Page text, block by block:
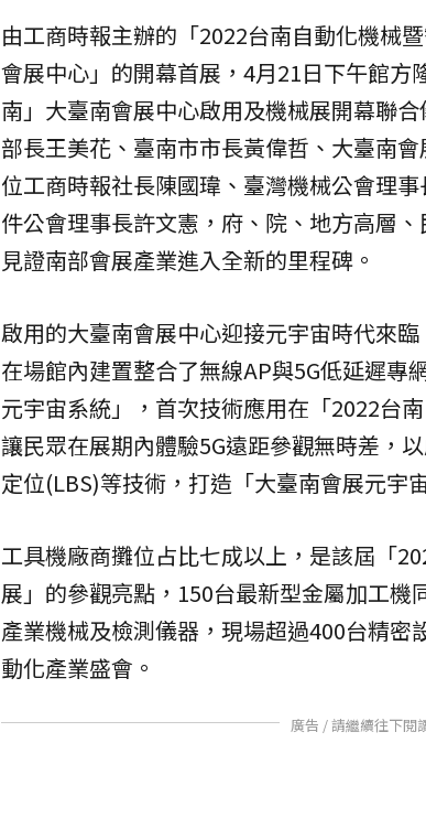
由工商時報主辦的「2022台南自動化機械
會展中心」的開幕首展，4月21日下午館方
南」大臺南會展中心啟用及機械展開幕聯
部長王美花、臺南市市長黃偉哲、大臺南
位工商時報社長陳國瑋、臺灣機械公會理
件公會理事長許文憲，府、院、地方高層
見證南部會展產業進入全新的里程碑。
啟用的大臺南會展中心迎接元宇宙時代來臨
在場館內建置整合了無線AP與5G低延遲專
元宇宙系統」，首次技術應用在「2022台
讓民眾在展期內體驗5G遠距參觀無時差，
定位(LBS)等技術，打造「大臺南會展元宇
工具機廠商攤位占比七成以上，是該屆「
展」的參觀亮點，150台最新型金屬加工機
產業機械及檢測儀器，現場超過400台精密
動化產業盛會。
廣告 / 請繼續往下閱